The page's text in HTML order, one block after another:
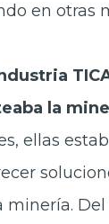
en otras
la
ellas
minería.